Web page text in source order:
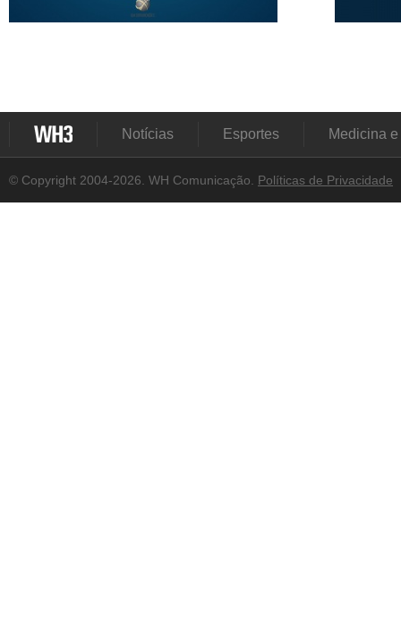
Notícias Esportes Medicina
© Copyright 2004-2026. WH Comunicação. Políticas de Privacidade